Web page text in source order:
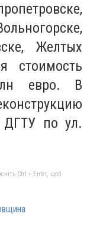
Желтых
стоимость
евро. В
ДГТУ по ул.
Ctrl + Enter, щоб